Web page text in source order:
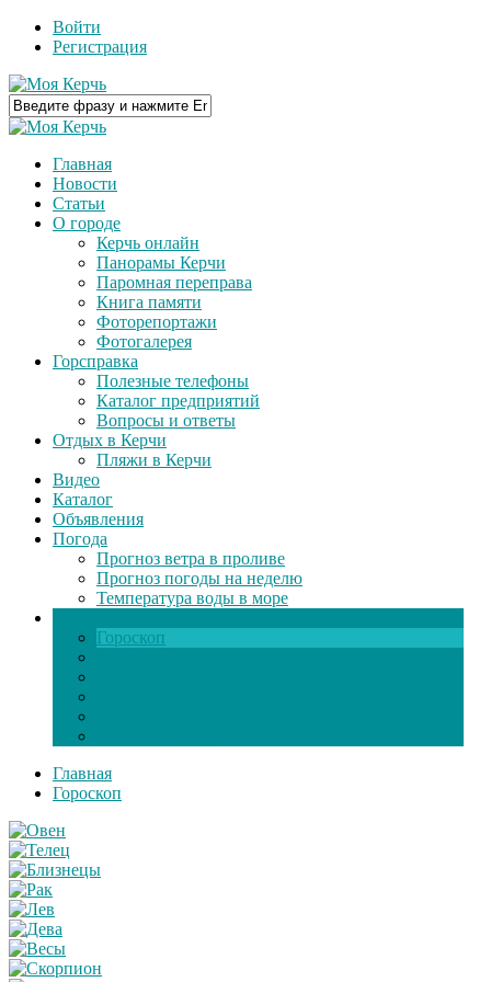
Войти
Регистрация
Главная
Новости
Статьи
О городе
Керчь онлайн
Панорамы Керчи
Паромная переправа
Книга памяти
Фоторепортажи
Фотогалерея
Горсправка
Полезные телефоны
Каталог предприятий
Вопросы и ответы
Отдых в Керчи
Пляжи в Керчи
Видео
Каталог
Объявления
Погода
Прогноз ветра в проливе
Прогноз погоды на неделю
Температура воды в море
Гороскоп
Главная
Гороскоп